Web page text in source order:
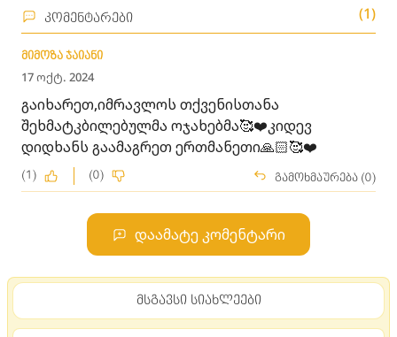
კომენტარები (1)
მიმოზა ჯაიანი
17 ოქტ. 2024
გაიხარეთ,იმრავლოს თქვენისთანა
შეხმატკბილებულმა ოჯახებმა🥰❤️კიდევ
დიდხანს გაამაგრეთ ერთმანეთი🙏🏻🥰❤️
(1) (0) გამოხმაურება (0)
დაამატე კომენტარი
მსგავსი სიახლეები